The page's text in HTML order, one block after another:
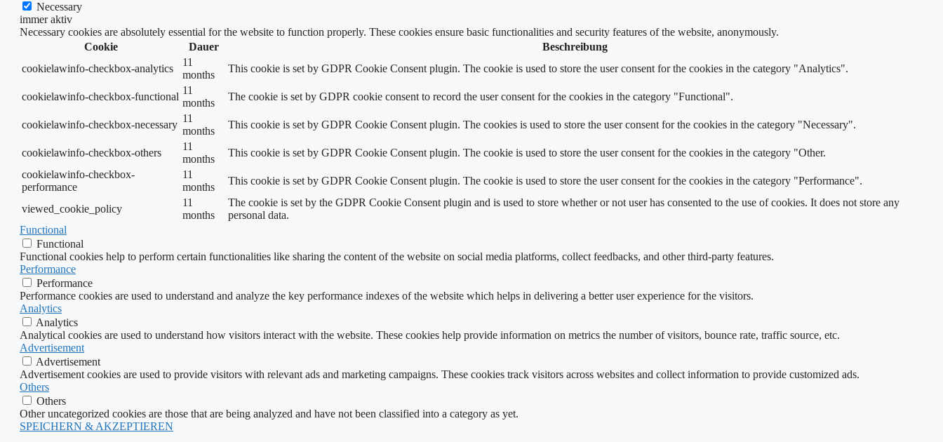
Necessary
immer aktiv
Necessary cookies are absolutely essential for the website to function properly. These cookies ensure basic functionalities and security features of the website, anonymously.
Cookie
Dauer
Beschreibung
cookielawinfo-checkbox-analytics
11
months
This cookie is set by GDPR Cookie Consent plugin. The cookie is used to store the user consent for the cookies in the category "Analytics".
cookielawinfo-checkbox-functional
11
months
The cookie is set by GDPR cookie consent to record the user consent for the cookies in the category "Functional".
cookielawinfo-checkbox-necessary
11
months
This cookie is set by GDPR Cookie Consent plugin. The cookies is used to store the user consent for the cookies in the category "Necessary".
cookielawinfo-checkbox-others
11
months
This cookie is set by GDPR Cookie Consent plugin. The cookie is used to store the user consent for the cookies in the category "Other.
cookielawinfo-checkbox-
performance
11
months
This cookie is set by GDPR Cookie Consent plugin. The cookie is used to store the user consent for the cookies in the category "Performance".
viewed_cookie_policy
11
months
The cookie is set by the GDPR Cookie Consent plugin and is used to store whether or not user has consented to the use of cookies. It does not store any
personal data.
Functional
Functional
Functional cookies help to perform certain functionalities like sharing the content of the website on social media platforms, collect feedbacks, and other third-party features.
Performance
Performance
Performance cookies are used to understand and analyze the key performance indexes of the website which helps in delivering a better user experience for the visitors.
Analytics
Analytics
Analytical cookies are used to understand how visitors interact with the website. These cookies help provide information on metrics the number of visitors, bounce rate, traffic source, etc.
Advertisement
Advertisement
Advertisement cookies are used to provide visitors with relevant ads and marketing campaigns. These cookies track visitors across websites and collect information to provide customized ads.
Others
Others
Other uncategorized cookies are those that are being analyzed and have not been classified into a category as yet.
SPEICHERN & AKZEPTIEREN